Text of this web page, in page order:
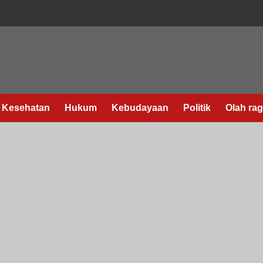
Kesehatan Hukum Kebudayaan Politik Olah